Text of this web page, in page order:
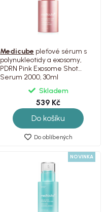
Medicube pleťové sérum s
polynukleotidy a exosomy,
PDRN Pink Exosome Shot
Serum 2000, 30ml
Skladem
539 Kč
Do košíku
Do oblíbených
NOVINKA